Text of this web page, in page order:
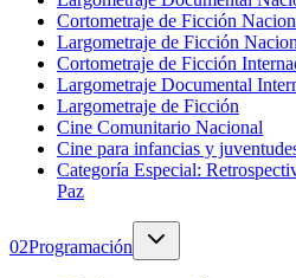
Cortometraje de Ficción
Largometraje de Ficción
Cortometraje de Ficción
Largometraje Documental
Largometraje de Ficción
Cine Comunitario Nacional
Cine para infancias y
Categoría Especial:
Paz
02Programación